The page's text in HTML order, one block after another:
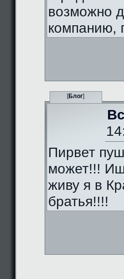
возможно
компанию,
[Блог]
Пирвет
может!!!
живу я в
братья!!!!